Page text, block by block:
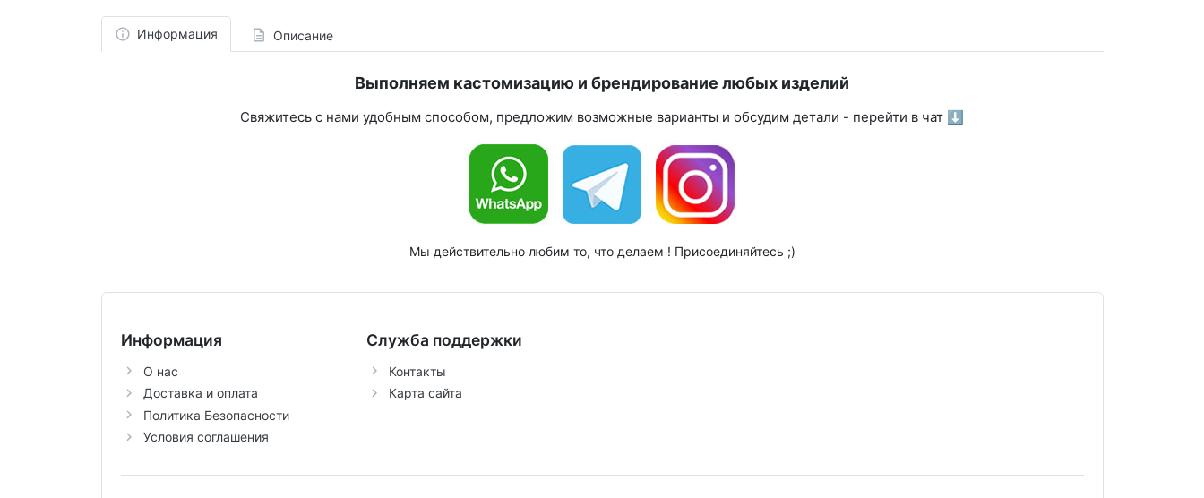
Информация Описание
Выполняем кастомизацию и брендирование любых изделий
Свяжитесь с нами удобным способом, предложим возможные варианты и обсудим детали - перейти в чат ⬇
Мы действительно любим то, что делаем ! Присоединяйтесь ;)
Информация
О нас
Доставка и оплата
Политика Безопасности
Условия соглашения
Служба поддержки
Контакты
Карта сайта